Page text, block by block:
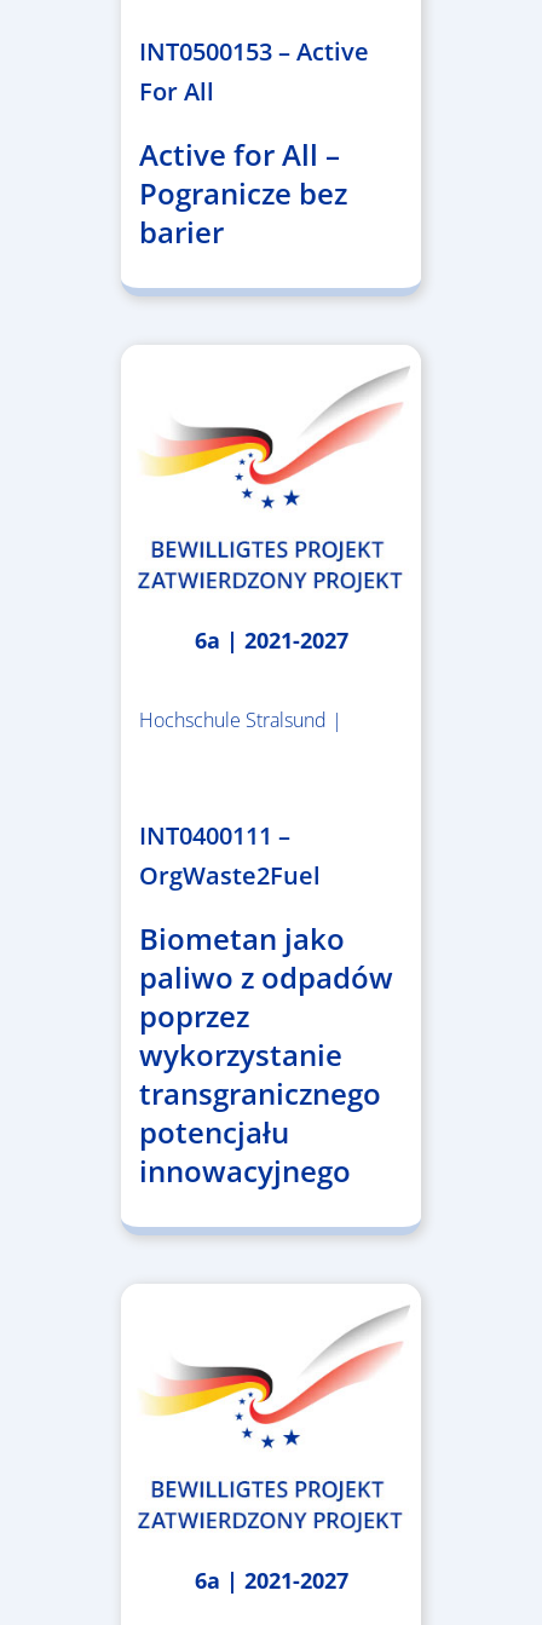
INT0500153 – Active
For All
Active for All –
Pogranicze bez
barier
6a | 2021-2027
Hochschule Stralsund |
INT0400111 –
OrgWaste2Fuel
Biometan jako
paliwo z odpadów
poprzez
wykorzystanie
transgranicznego
potencjału
innowacyjnego
6a | 2021-2027